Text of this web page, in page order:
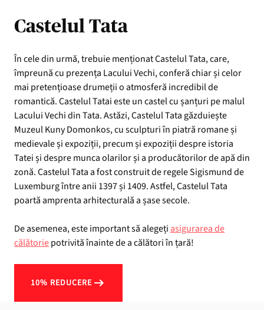
Castelul Tata
În cele din urmă, trebuie menționat Castelul Tata, care,
împreună cu prezența Lacului Vechi, conferă chiar și celor
mai pretențioase drumeții o atmosferă incredibil de
romantică. Castelul Tatai este un castel cu șanțuri pe malul
Lacului Vechi din Tata. Astăzi, Castelul Tata găzduiește
Muzeul Kuny Domonkos, cu sculpturi în piatră romane și
medievale și expoziții, precum și expoziții despre istoria
Tatei și despre munca olarilor și a producătorilor de apă din
zonă. Castelul Tata a fost construit de regele Sigismund de
Luxemburg între anii 1397 și 1409. Astfel, Castelul Tata
poartă amprenta arhitecturală a șase secole.
De asemenea, este important să alegeți asigurarea de
călătoriepotrivită înainte de a călători în țară!
10% REDUCERE